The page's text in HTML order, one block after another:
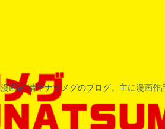
漫画家 晴十ナツメグのブログ。主に漫画